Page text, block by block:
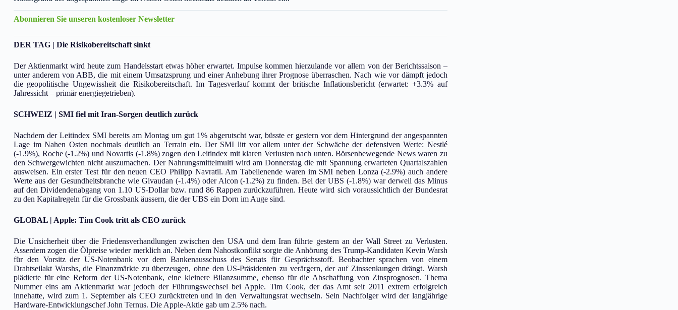
Abonnieren Sie unseren kostenloser Newsletter
DER TAG | Die Risikobereitschaft sinkt
Der Aktienmarkt wird heute zum Handelsstart etwas höher erwartet. Impulse kommen hierzulande vor allem von der Berichtssaison –
unter anderem von ABB, die mit einem Umsatzsprung und einer Anhebung ihrer Prognose überraschen. Nach wie vor dämpft jedoch
die geopolitische Ungewissheit die Risikobereitschaft. Im Tagesverlauf kommt der britische Inflationsbericht (erwartet: +3.3% auf
Jahressicht – primär energiegetrieben).
SCHWEIZ | SMI fiel mit Iran-Sorgen deutlich zurück
Nachdem der Leitindex SMI bereits am Montag um gut 1% abgerutscht war, büsste er gestern vor dem Hintergrund der angespannten
Lage im Nahen Osten nochmals deutlich an Terrain ein. Der SMI litt vor allem unter der Schwäche der defensiven Werte: Nestlé
(-1.9%), Roche (-1.2%) und Novartis (-1.8%) zogen den Leitindex mit klaren Verlusten nach unten. Börsenbewegende News waren zu
den Schwergewichten nicht auszumachen. Der Nahrungsmittelmulti wird am Donnerstag die mit Spannung erwarteten Quartalszahlen
ausweisen. Ein erster Test für den neuen CEO Philipp Navratil. Am Tabellenende waren im SMI neben Lonza (-2.9%) auch andere
Werte aus der Gesundheitsbranche wie Givaudan (-1.4%) oder Alcon (-1.2%) zu finden. Bei der UBS (-1.8%) war derweil das Minus
auf den Dividendenabgang von 1.10 US-Dollar bzw. rund 86 Rappen zurückzuführen. Heute wird sich voraussichtlich der Bundesrat
zu den Kapitalregeln für die Grossbank äussern, die der UBS ein Dorn im Auge sind.
GLOBAL | Apple: Tim Cook tritt als CEO zurück
Die Unsicherheit über die Friedensverhandlungen zwischen den USA und dem Iran führte gestern an der Wall Street zu Verlusten.
Asserdem zogen die Ölpreise wieder merklich an. Neben dem Nahostkonflikt sorgte die Anhörung des Trump-Kandidaten Kevin Warsh
für den Vorsitz der US-Notenbank vor dem Bankenausschuss des Senats für Gesprächsstoff. Beobachter sprachen von einem
Drahtseilakt Warshs, die Finanzmärkte zu überzeugen, ohne den US-Präsidenten zu verärgern, der auf Zinssenkungen drängt. Warsh
plädierte für eine Reform der US-Notenbank, eine kleinere Bilanzsumme, ebenso für die Abschaffung von Zinsprognosen. Thema
Nummer eins am Aktienmarkt war jedoch der Führungswechsel bei Apple. Tim Cook, der das Amt seit 2011 extrem erfolgreich
innehatte, wird zum 1. September als CEO zurücktreten und in den Verwaltungsrat wechseln. Sein Nachfolger wird der langjährige
Hardware-Entwicklungschef John Ternus. Die Apple-Aktie gab um 2.5% nach.